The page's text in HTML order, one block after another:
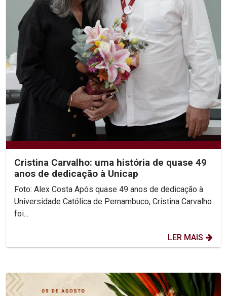
Cristina Carvalho: uma história de quase 49
anos de dedicação à Unicap
Foto: Alex Costa Após quase 49 anos de dedicação à
Universidade Católica de Pernambuco, Cristina Carvalho
foi...
LER MAIS